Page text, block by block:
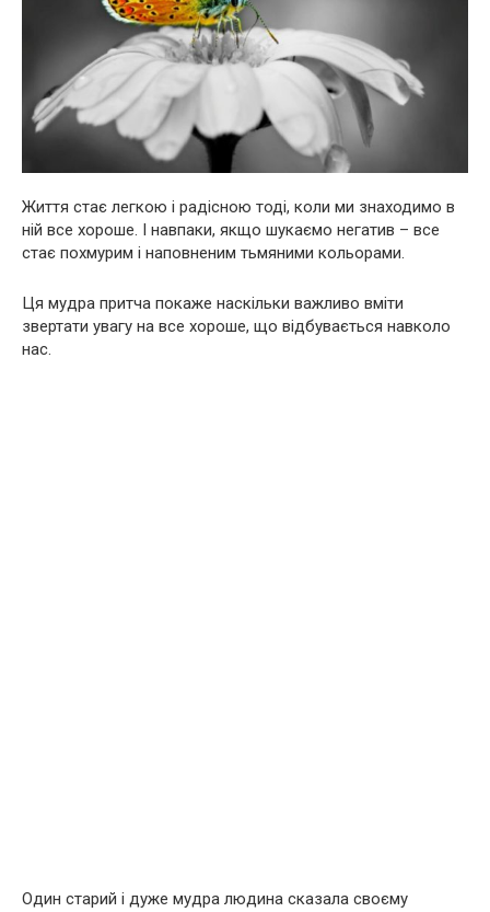
Життя стає легкою і радісною тоді, коли ми знаходимо в
ній все хороше. І навпаки, якщо шукаємо негатив – все
стає похмурим і наповненим тьмяними кольорами.
Ця мудра притча покаже наскільки важливо вміти
звертати увагу на все хороше, що відбувається навколо
нас.
Один старий і дуже мудра людина сказала своєму